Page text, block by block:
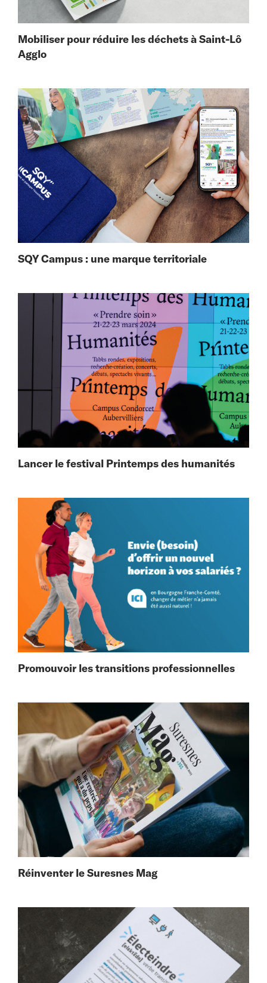
Mobiliser pour réduire les déchets à Saint-Lô
Agglo
SQY Campus : une marque territoriale
Lancer le festival Printemps des humanités
Promouvoir les transitions professionnelles
Réinventer le Suresnes Mag